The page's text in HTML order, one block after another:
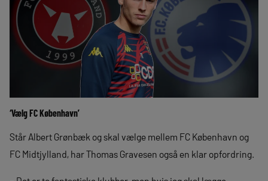
‘Vælg FC København’
Står Albert Grønbæk og skal vælge mellem FC København og
FC Midtjylland, har Thomas Gravesen også en klar opfordring.